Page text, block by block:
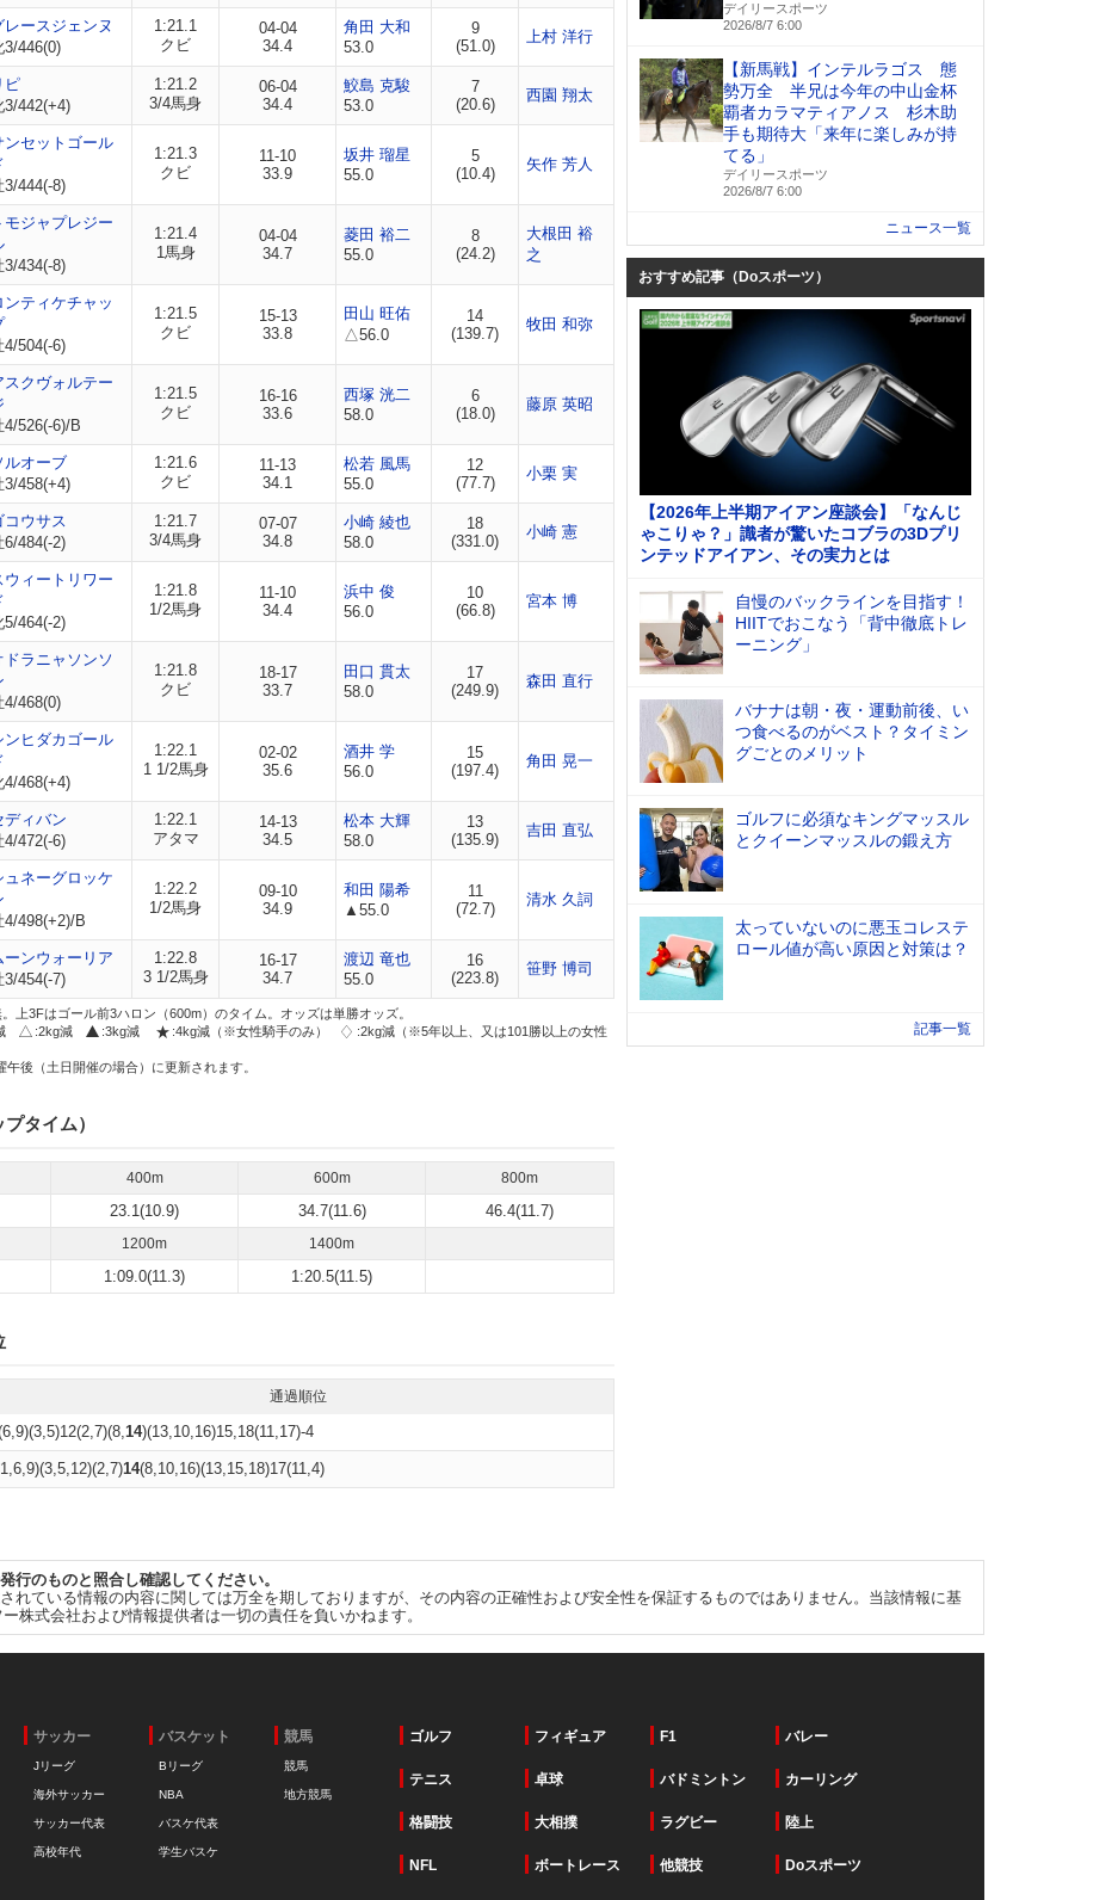
レースジェンヌ
3/446(0)
1:21.1
クビ
04-04
34.4
角田 大和
53.0
9
(51.0)
上村 洋行
ピ
3/442(+4)
1:21.2
3/4馬身
06-04
34.4
鮫島 克駿
53.0
7
(20.6)
西園 翔太
ンセットゴール
3/444(-8)
1:21.3
クビ
11-10
33.9
坂井 瑠星
55.0
5
(10.4)
矢作 芳人
モジャプレジー
3/434(-8)
1:21.4
1馬身
04-04
34.7
菱田 裕二
55.0
8
(24.2)
大根田 裕
之
ンティケチャッ
4/504(-6)
1:21.5
クビ
15-13
33.8
田山 旺佑
△56.0
14
(139.7)
牧田 和弥
スクヴォルテー
4/526(-6)/B
1:21.5
クビ
16-16
33.6
西塚 洸二
58.0
6
(18.0)
藤原 英昭
ルオーブ
3/458(+4)
1:21.6
クビ
11-13
34.1
松若 風馬
55.0
12
(77.7)
小栗 実
コウサス
6/484(-2)
1:21.7
3/4馬身
07-07
34.8
小崎 綾也
58.0
18
(331.0)
小崎 憲
ウィートリワー
5/464(-2)
1:21.8
1/2馬身
11-10
34.4
浜中 俊
56.0
10
(66.8)
宮本 博
ドラニャソンソ
4/468(0)
1:21.8
クビ
18-17
33.7
田口 貫太
58.0
17
(249.9)
森田 直行
ンヒダカゴール
4/468(+4)
1:22.1
1 1/2馬身
02-02
35.6
酒井 学
56.0
15
(197.4)
角田 晃一
ディバン
4/472(-6)
1:22.1
アタマ
14-13
34.5
松本 大輝
58.0
13
(135.9)
吉田 直弘
ュネーグロッケ
4/498(+2)/B
1:22.2
1/2馬身
09-10
34.9
和田 陽希
▲55.0
11
(72.7)
清水 久詞
ーンウォーリア
3/454(-7)
1:22.8
3 1/2馬身
16-17
34.7
渡辺 竜也
55.0
16
(223.8)
笹野 博司
上3Fはゴール前3ハロン（600m）のタイム。オッズは単勝オッズ。
:2kg減 :3kg減 :4kg減（※女性騎手のみ）
:2kg減（※5年以上、又は101勝以上の女性
後（土日開催の場合）に更新されます。
タイム）
400m 600m 800m
23.1(10.9) 34.7(11.6) 46.4(11.7)
1200m 1400m
1:09.0(11.3) 1:20.5(11.5)
通過順位
14)(13,10,16)15,18(11,17)-4
14(8,10,16)(13,15,18)17(11,4)
デイリースポーツ
2026/8/7 6:00
【新馬戦】インテルラゴス 態
勢万全 半兄は今年の中山金杯
覇者カラマティアノス 杉木助
手も期待大「来年に楽しみが持
てる」
デイリースポーツ
2026/8/7 6:00
ニュース一覧
おすすめ記事（Doスポーツ）
【2026年上半期アイアン座談会】「なんじ
ゃこりゃ？」識者が驚いたコブラの3Dプリ
ンテッドアイアン、その実力とは
自慢のバックラインを目指す！
HIITでおこなう「背中徹底トレ
ーニング」
バナナは朝・夜・運動前後、い
つ食べるのがベスト？タイミン
グごとのメリット
ゴルフに必須なキングマッスル
とクイーンマッスルの鍛え方
太っていないのに悪玉コレステ
ロール値が高い原因と対策は？
記事一覧
発行のものと照合し確認してください。
れている情報の内容に関しては万全を期しておりますが、その内容の正確性および安全性を保証するものではありません。当該情報に基
株式会社および情報提供者は一切の責任を負いかねます。
サッカー
Jリーグ
海外サッカー
サッカー代表
高校年代
バスケット
Bリーグ
NBA
バスケ代表
学生バスケ
競馬
競馬
地方競馬
ゴルフ フィギュア F1 バレー
テニス 卓球 バドミントン カーリング
格闘技 大相撲 ラグビー 陸上
NFL ボートレース 他競技 Doスポーツ